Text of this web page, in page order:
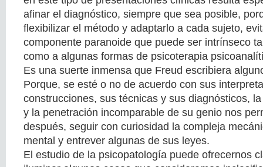
afinar el diagnóstico, siempre que sea posible,
flexibilizar el método y adaptarlo a cada sujeto,
componente paranoide que puede ser intrínseco
como a algunas formas de psicoterapia
Es una suerte inmensa que Freud escribiera
Porque, se esté o no de acuerdo con sus
construcciones, sus técnicas y sus diagnósticos,
y la penetración incomparable de su genio nos
después, seguir con curiosidad la compleja
mental y entrever algunas de sus leyes.
El estudio de la psicopatología puede ofrecernos